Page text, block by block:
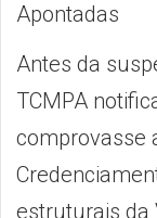
Apontadas
Antes da
TCMPA
comprovasse
estruturais da